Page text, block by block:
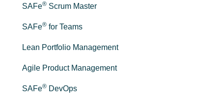
SAFe® Scrum Master
SAFe® for Teams
Lean Portfolio Management
Agile Product Management
SAFe® DevOps